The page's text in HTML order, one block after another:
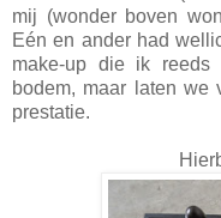
mij (wonder boven
Eén en ander had
make-up die ik reeds
bodem, maar laten we
prestatie.